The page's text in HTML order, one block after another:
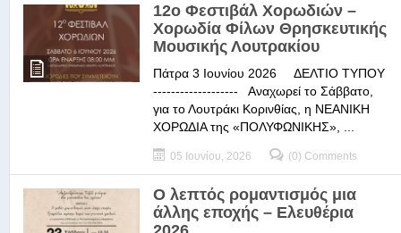
12ο Φεστιβάλ Χορωδιών –
Χορωδία Φίλων Θρησκευτικής
Μουσικής Λουτρακίου
Πάτρα 3 Ιουνίου 2026 ΔΕΛΤΙΟ ΤΥΠΟΥ
------------------- Αναχωρεί το Σάββατο,
για το Λουτράκι Κορινθίας, η ΝΕΑΝΙΚΗ
ΧΟΡΩΔΙΑ της «ΠΟΛΥΦΩΝΙΚΗΣ», ...
05 Ιουνίου, 2026 (0) Comments
Ο λεπτός ρομαντισμός μια
άλλης εποχής – Ελευθέρια